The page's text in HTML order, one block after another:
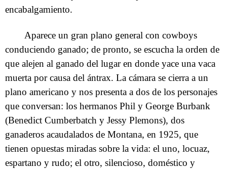
encabalgamiento.
Aparece un gran plano general con cowboys
conduciendo ganado; de pronto, se escucha la orden de
que alejen al ganado del lugar en donde yace una vaca
muerta por causa del ántrax. La cámara se cierra a un
plano americano y nos presenta a dos de los personajes
que conversan: los hermanos Phil y George Burbank
(Benedict Cumberbatch y Jessy Plemons), dos
ganaderos acaudalados de Montana, en 1925, que
tienen opuestas miradas sobre la vida: el uno, locuaz,
espartano y rudo; el otro, silencioso, doméstico y